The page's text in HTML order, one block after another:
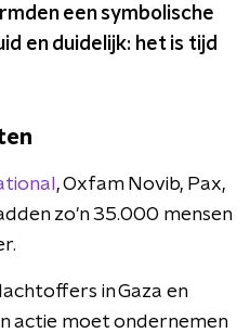
een symbolische
en duidelijk: het is tijd
, Oxfam Novib, Pax,
zo'n 35.000 mensen
in Gaza en
actie moet ondernemen